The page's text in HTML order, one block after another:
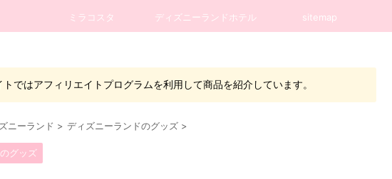
ミラコスタ ディズニーランドホテル sitemap
トではアフィリエイトプログラムを利用して商品を紹介しています。
ニーランド > ディズニーランドのグッズ >
グッズ